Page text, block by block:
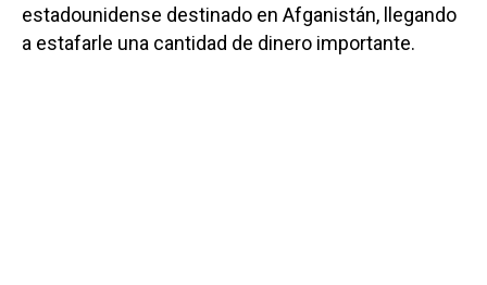
estadounidense destinado en Afganistán, llegando
a estafarle una cantidad de dinero importante.